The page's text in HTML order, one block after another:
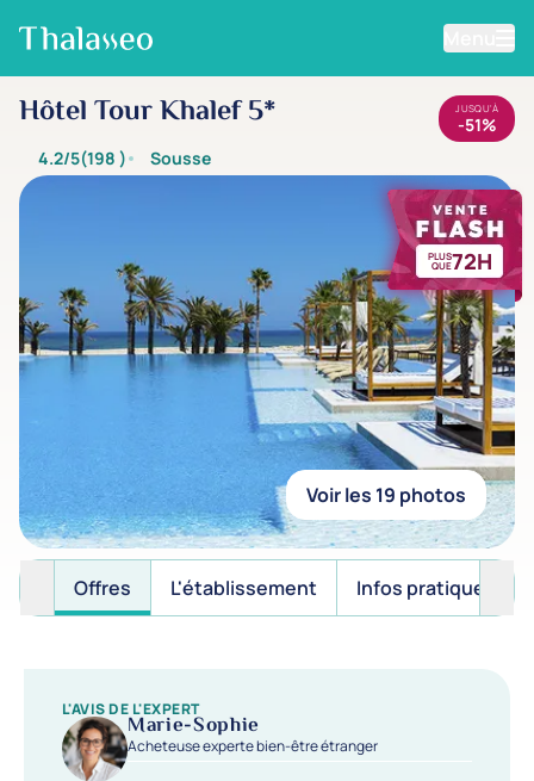
Aller au contenu principal
Hôtel Tour Khalef 5* JUSQU'À
-51%
4.2/5(198 ) Sousse
PLUS
QUE72H
Voir les 19 photos
Offres L'établissement Infos pratiques
L'AVIS DE L'EXPERT
Marie-Sophie
Acheteuse experte bien-être étranger